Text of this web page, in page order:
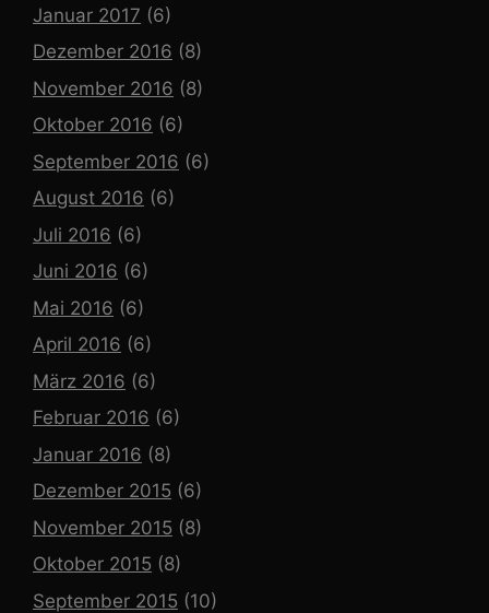
Januar 2017 (6)
Dezember 2016 (8)
November 2016 (8)
Oktober 2016 (6)
September 2016 (6)
August 2016 (6)
Juli 2016 (6)
Juni 2016 (6)
Mai 2016 (6)
April 2016 (6)
März 2016 (6)
Februar 2016 (6)
Januar 2016 (8)
Dezember 2015 (6)
November 2015 (8)
Oktober 2015 (8)
September 2015 (10)